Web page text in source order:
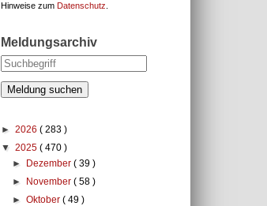
Hinweise zum Datenschutz
Meldungsarchiv
Meldung suchen
► 2026 ( 283 )
▼ 2025 ( 470 )
►
Dezember( 39 )
►
November( 58 )
►Oktober( 49 )